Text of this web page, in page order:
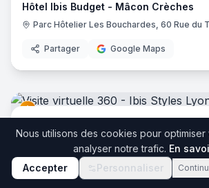
Hôtel Ibis Budget - Mâcon Crèches
Partager Google Maps
2 Bis Rue du 24 Avril 1915, 69330 Meyzieu
Partager Google Maps
Nous utilisons des cookies pour
analyser notre trafic. En
Accepter
Personnaliser